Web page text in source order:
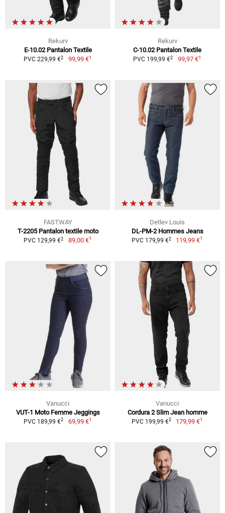
Rekurv
E-10.02 Pantalon Textile
PVC 229,99 €2 99,99 €1
Rekurv
C-10.02 Pantalon Textile
PVC 199,99 €2 99,97 €1
FASTWAY
T-2205 Pantalon textile moto
PVC 129,99 €2 89,00 €1
Detlev Louis
DL-PM-2 Hommes Jeans
PVC 179,99 €2 119,99 €1
Vanucci
VUT-1 Moto Femme Jeggings
PVC 189,99 €2 69,99 €1
Vanucci
Cordura 2 Slim Jean homme
PVC 199,99 €2 179,99 €1